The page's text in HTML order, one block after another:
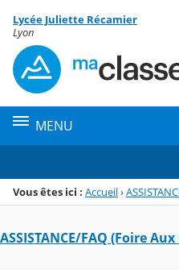
Menu de la rubrique
Contenu
Lycée Juliette Récamier
Lyon
MENU
Vous êtes ici : Accueil›
ASSISTANCE/FAQ (Foire